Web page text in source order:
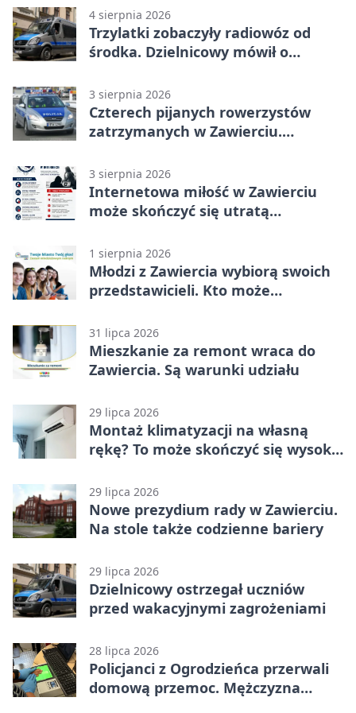
4 sierpnia 2026
Trzylatki zobaczyły radiowóz od
środka. Dzielnicowy mówił o
3 sierpnia 2026
Czterech pijanych rowerzystów
zatrzymanych w Zawierciu.
3 sierpnia 2026
Internetowa miłość w Zawierciu
może skończyć się utratą
1 sierpnia 2026
Młodzi z Zawiercia wybiorą swoich
przedstawicieli. Kto może
31 lipca 2026
Mieszkanie za remont wraca do
Zawiercia. Są warunki udziału
29 lipca 2026
Montaż klimatyzacji na własną
rękę? To może skończyć się wysoką
29 lipca 2026
Nowe prezydium rady w Zawierciu.
Na stole także codzienne bariery
29 lipca 2026
Dzielnicowy ostrzegał uczniów
przed wakacyjnymi zagrożeniami
28 lipca 2026
Policjanci z Ogrodzieńca przerwali
domową przemoc. Mężczyzna